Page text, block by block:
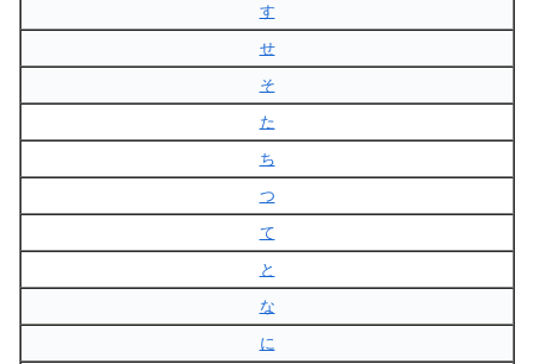
す
せ
そ
た
ち
つ
て
と
な
に